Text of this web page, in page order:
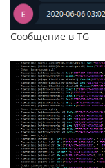
Сообщение в TG